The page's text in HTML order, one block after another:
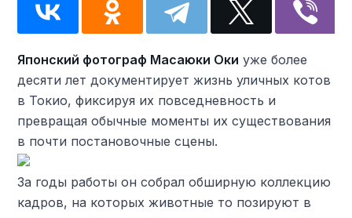
Японский фотограф Масаюки Оки уже более
десяти лет документирует жизнь уличных котов
в Токио, фиксируя их повседневность и
превращая обычные моменты их существования
в почти постановочные сцены.
За годы работы он собрал обширную коллекцию
кадров, на которых животные то позируют в